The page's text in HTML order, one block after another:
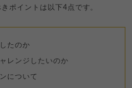
ポイントは以下4点です。
たのか
レンジしたいのか
について